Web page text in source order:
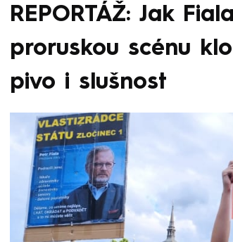
REPORTÁŽ: Jak
proruskou scénu
pivo i slušnost